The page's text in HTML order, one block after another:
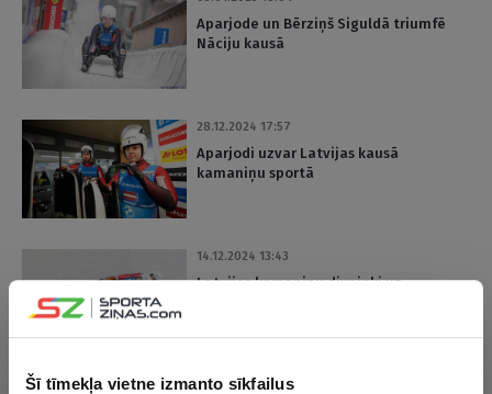
Šī tīmekļa vietne izmanto sīkfailus
Aparjode un Bērziņš Siguldā triumfē
Nāciju kausā
28.12.2024 17:57
Aparjodi uzvar Latvijas kausā
kamaniņu sportā
14.12.2024 13:43
Latvijas kamaniņu divnieki uz
15.11.2024 14:09